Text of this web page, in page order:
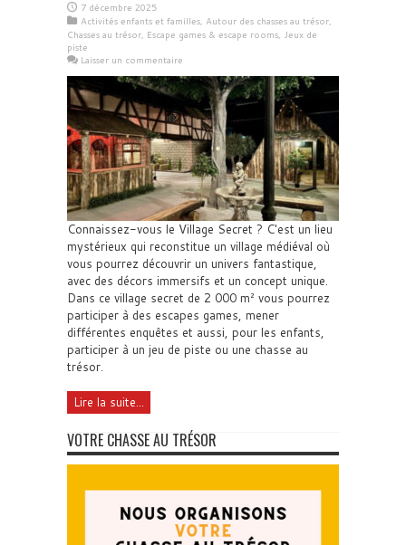
7 décembre 2025
Activités enfants et familles, Autour des chasses au trésor,
Chasses au trésor, Escape games & escape rooms, Jeux de
piste
Laisser un commentaire
Connaissez-vous le Village Secret ? C'est un lieu
mystérieux qui reconstitue un village médiéval où
vous pourrez découvrir un univers fantastique,
avec des décors immersifs et un concept unique.
Dans ce village secret de 2 000 m² vous pourrez
participer à des escapes games, mener
différentes enquêtes et aussi, pour les enfants,
participer à un jeu de piste ou une chasse au
trésor.
Lire la suite...
VOTRE CHASSE AU TRÉSOR